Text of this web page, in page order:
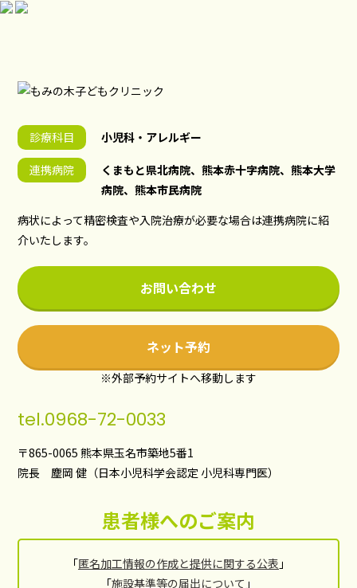
診療科目 小児科・アレルギー
連携病院
くまもと県北病院、熊本赤十字病院、熊本大学
病院、熊本市民病院
病状によって精密検査や入院治療が必要な場合は連携病院に紹
介いたします。
お問い合わせ
ネット予約
※外部予約サイトへ移動します
tel.0968-72-0033
〒865-0065 熊本県玉名市築地5番1
院長 塵岡 健（日本小児科学会認定 小児科専門医）
患者様へのご案内
「匿名加工情報の作成と提供に関する公表 」
「施設基準等の届出について 」